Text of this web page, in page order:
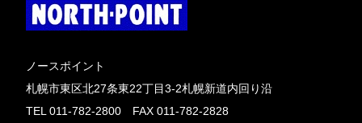
ノースポイント
札幌市東区北27条東22丁目3-2札幌新道内回り沿
TEL 011-782-2800 FAX 011-782-2828